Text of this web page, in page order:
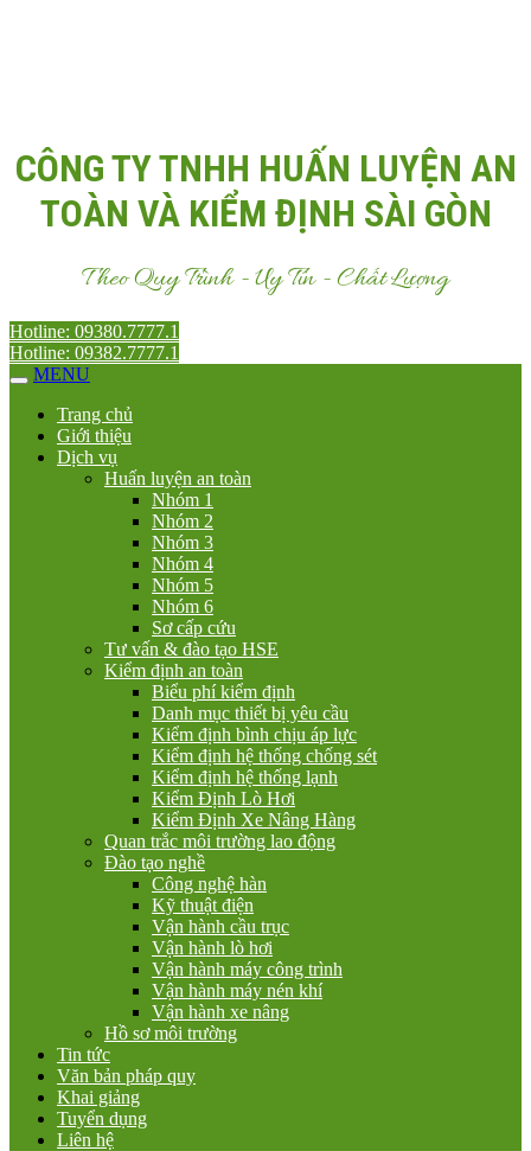
CÔNG TY TNHH HUẤN LUYỆN AN
TOÀN VÀ KIỂM ĐỊNH SÀI GÒN
Theo Quy Trình - Uy Tín - Chất Lượng
Hotline: 09380.7777.1
Hotline: 09382.7777.1
MENU
Trang chủ
Giới thiệu
Dịch vụ
Huấn luyện an toàn
Nhóm 1
Nhóm 2
Nhóm 3
Nhóm 4
Nhóm 5
Nhóm 6
Sơ cấp cứu
Tư vấn & đào tạo HSE
Kiểm định an toàn
Biểu phí kiểm định
Danh mục thiết bị yêu cầu
Kiểm định bình chịu áp lực
Kiểm định hệ thống chống sét
Kiểm định hệ thống lạnh
Kiểm Định Lò Hơi
Kiểm Định Xe Nâng Hàng
Quan trắc môi trường lao động
Đào tạo nghề
Công nghệ hàn
Kỹ thuật điện
Vận hành cầu trục
Vận hành lò hơi
Vận hành máy công trình
Vận hành máy nén khí
Vận hành xe nâng
Hồ sơ môi trường
Tin tức
Văn bản pháp quy
Khai giảng
Tuyển dụng
Liên hệ